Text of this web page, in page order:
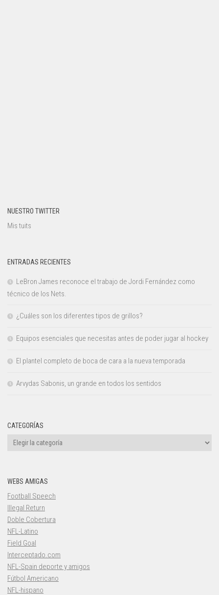
NUESTRO TWITTER
Mis tuits
ENTRADAS RECIENTES
LeBron James reconoce el trabajo de Jordi Fernández como
técnico de los Nets.
¿Cuáles son los diferentes tipos de grillos?
Equipos esenciales que necesitas antes de poder jugar al hockey
El plantel completo de boca de cara a la nueva temporada
Arvydas Sabonis, un grande en todos los sentidos
CATEGORÍAS
Categorías
WEBS AMIGAS
Football Speech
Illegal Return
Doble Cobertura
NFL-Latino
Field Goal
Interceptado.com
NFL-Spain deporte y amigos
Fútbol Americano
NFL-hispano